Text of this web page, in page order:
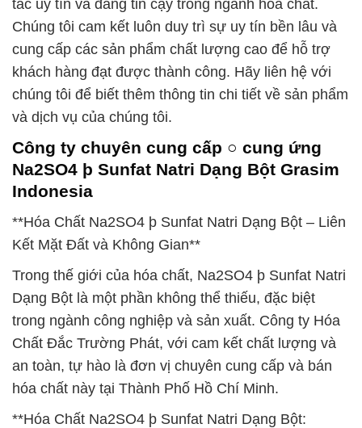
tác uy tín và đáng tin cậy trong ngành hóa chất.
Chúng tôi cam kết luôn duy trì sự uy tín bền lâu và
cung cấp các sản phẩm chất lượng cao để hỗ trợ
khách hàng đạt được thành công. Hãy liên hệ với
chúng tôi để biết thêm thông tin chi tiết về sản phẩm
và dịch vụ của chúng tôi.
Công ty chuyên cung cấp ○ cung ứng
Na2SO4 þ Sunfat Natri Dạng Bột Grasim
Indonesia
**Hóa Chất Na2SO4 þ Sunfat Natri Dạng Bột – Liên
Kết Mặt Đất và Không Gian**
Trong thế giới của hóa chất, Na2SO4 þ Sunfat Natri
Dạng Bột là một phần không thể thiếu, đặc biệt
trong ngành công nghiệp và sản xuất. Công ty Hóa
Chất Đắc Trường Phát, với cam kết chất lượng và
an toàn, tự hào là đơn vị chuyên cung cấp và bán
hóa chất này tại Thành Phố Hồ Chí Minh.
**Hóa Chất Na2SO4 þ Sunfat Natri Dạng Bột: